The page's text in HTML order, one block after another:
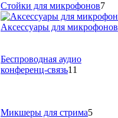
Стойки для микрофонов7
Аксессуары для микрофонов
Беспроводная аудио
конференц-связь11
Микшеры для стрима5